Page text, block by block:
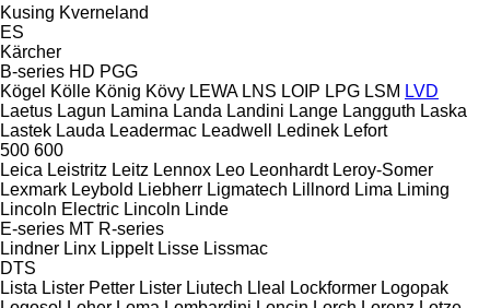
Kusing Kverneland
ES
Kärcher
B-series HD PGG
Kögel Kölle König Kövy LEWA LNS LOIP LPG LSM LVD
Laetus Lagun Lamina Landa Landini Lange Langguth Laska
Lastek Lauda Leadermac Leadwell Ledinek Lefort
500 600
Leica Leistritz Leitz Lennox Leo Leonhardt Leroy-Somer
Lexmark Leybold Liebherr Ligmatech Lillnord Lima Liming
Lincoln Electric Lincoln Linde
E-series MT R-series
Lindner Linx Lippelt Lisse Lissmac
DTS
Lista Lister Petter Lister Liutech Lleal Lockformer Logopak